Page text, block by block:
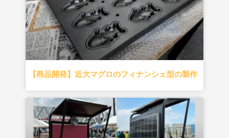
【商品開発】近大マグロのフィナンシェ型の製作